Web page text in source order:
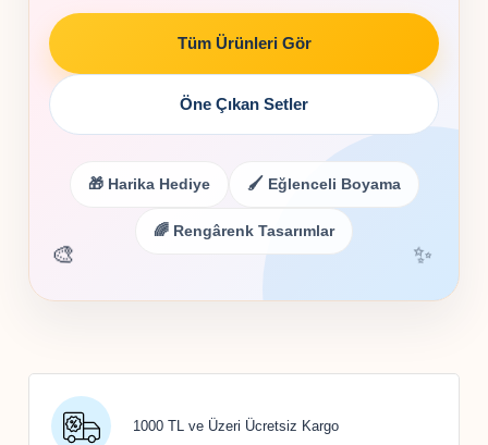
🎨 ✨
Tüm Ürünleri Gör
Öne Çıkan Setler
🎁 Harika Hediye 🖌️ Eğlenceli Boyama
🌈 Rengârenk Tasarımlar
1000 TL ve Üzeri Ücretsiz Kargo